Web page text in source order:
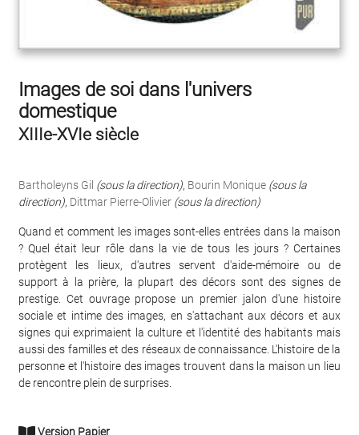
Images de soi dans l'univers
domestique
XIIIe-XVIe siècle
Bartholeyns Gil (sous la direction), Bourin Monique (sous la
direction), Dittmar Pierre-Olivier (sous la direction)
Quand et comment les images sont-elles entrées dans la maison
? Quel était leur rôle dans la vie de tous les jours ? Certaines
protègent les lieux, d'autres servent d'aide-mémoire ou de
support à la prière, la plupart des décors sont des signes de
prestige. Cet ouvrage propose un premier jalon d'une histoire
sociale et intime des images, en s'attachant aux décors et aux
signes qui exprimaient la culture et l'identité des habitants mais
aussi des familles et des réseaux de connaissance. L'histoire de la
personne et l'histoire des images trouvent dans la maison un lieu
de rencontre plein de surprises.
Version Papier